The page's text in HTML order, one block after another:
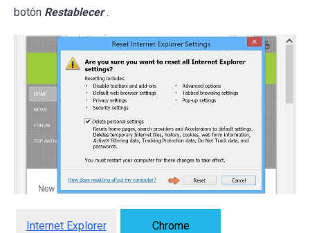
botón Restablecer .
Internet Explorer Chrome